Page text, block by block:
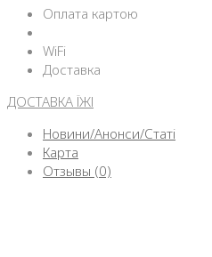
Оплата картою
WiFi
Доставка
ДОСТАВКА ЇЖІ
Новини/Анонси/Статі
Карта
Отзывы (0)